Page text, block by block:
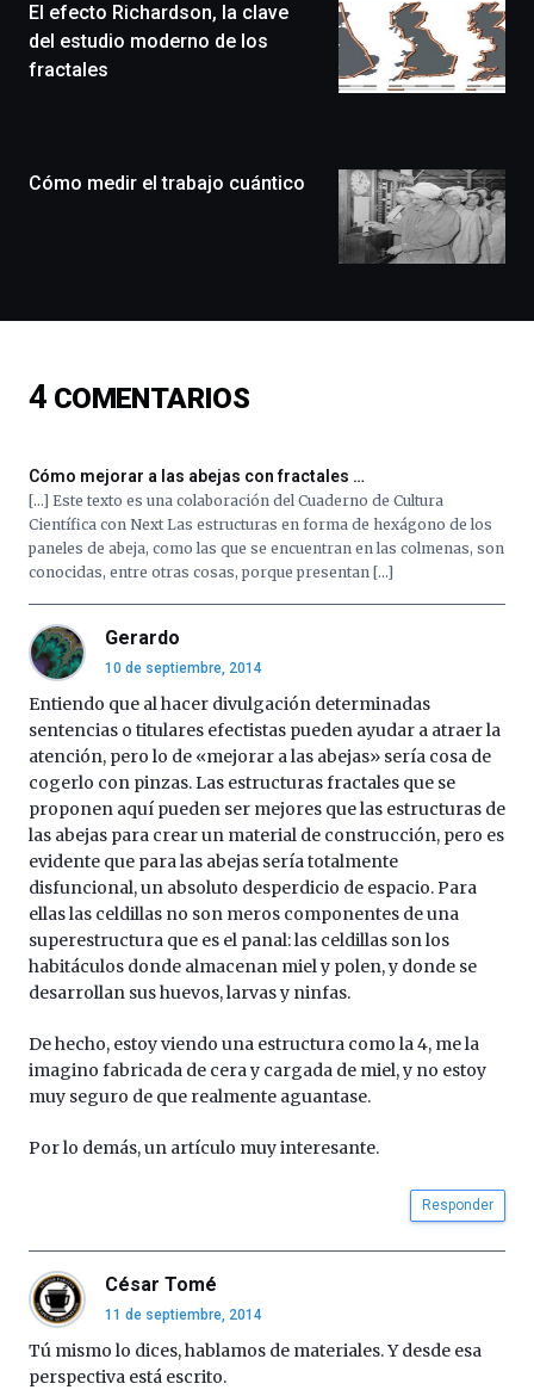
un
festival
que
monólogos,
de
16
de
La
organizada
por
la
Cátedra…
El efecto Richardson, la clave
del estudio moderno de los
fractales
Cómo medir el trabajo cuántico
4 COMENTARIOS
Cómo mejorar a las abejas con fractales …
[…] Este texto es una colaboración del Cuaderno de Cultura
Científica con Next Las estructuras en forma de hexágono de los
paneles de abeja, como las que se encuentran en las colmenas, son
conocidas, entre otras cosas, porque presentan […]
Gerardo
10 de septiembre, 2014
Entiendo que al hacer divulgación determinadas
sentencias o titulares efectistas pueden ayudar a atraer la
atención, pero lo de «mejorar a las abejas» sería cosa de
cogerlo con pinzas. Las estructuras fractales que se
proponen aquí pueden ser mejores que las estructuras de
las abejas para crear un material de construcción, pero es
evidente que para las abejas sería totalmente
disfuncional, un absoluto desperdicio de espacio. Para
ellas las celdillas no son meros componentes de una
superestructura que es el panal: las celdillas son los
habitáculos donde almacenan miel y polen, y donde se
desarrollan sus huevos, larvas y ninfas.
De hecho, estoy viendo una estructura como la 4, me la
imagino fabricada de cera y cargada de miel, y no estoy
muy seguro de que realmente aguantase.
Por lo demás, un artículo muy interesante.
Responder
César Tomé
11 de septiembre, 2014
Tú mismo lo dices, hablamos de materiales. Y desde esa
perspectiva está escrito.